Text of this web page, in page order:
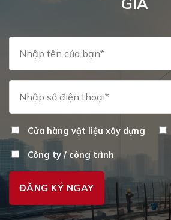
Cửa hàng vật liệu xây dựng
Công ty / công trình